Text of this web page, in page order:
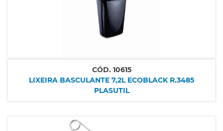
CÓD. 10615
LIXEIRA BASCULANTE 7,2L ECOBLACK R.3485
PLASUTIL